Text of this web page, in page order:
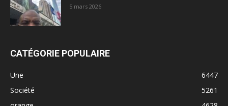
5 mars 2026
CATÉGORIE POPULAIRE
Une
6447
Société
5261